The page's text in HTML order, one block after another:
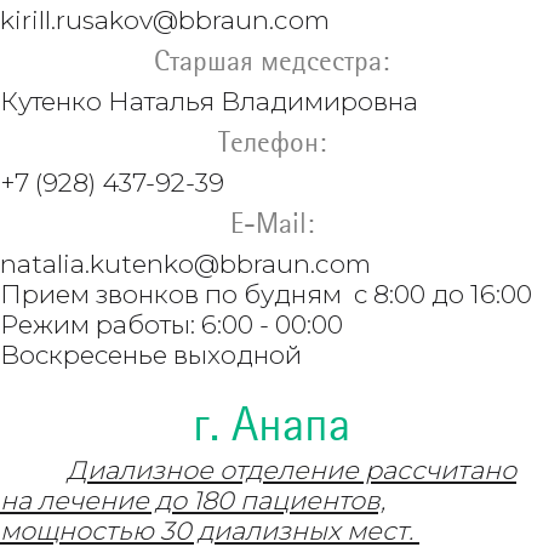
kirill.rusakov@bbraun.com
Старшая медсестра:
Кутенко Наталья Владимировна
Телефон:
+7 (928) 437-92-39
E-Mail:
natalia.kutenko@bbraun.com
Прием звонков по будням с 8:00 до 16:00
Режим работы: 6:00 - 00:00
Воскресенье выходной
г. Анапа
Диализное отделение рассчитано
на лечение до 180 пациентов,
мощностью 30 диализных мест.